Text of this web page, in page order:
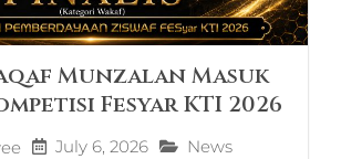
Munzalan Masuk
Fesyar KTI 2026
July 6, 2026
News